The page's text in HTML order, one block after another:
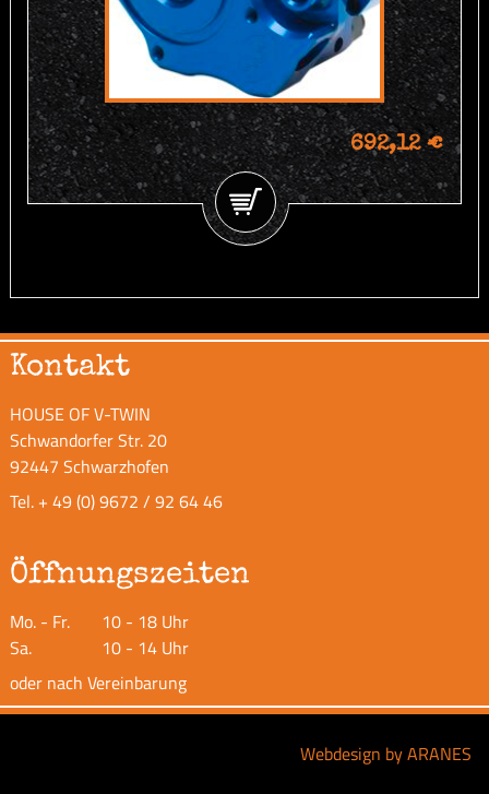
692,12 €
Kontakt
HOUSE OF V-TWIN
Schwandorfer Str. 20
92447 Schwarzhofen
Tel. + 49 (0) 9672 / 92 64 46
Öffnungszeiten
Mo. - Fr.
10 - 18 Uhr
Sa.
10 - 14 Uhr
oder nach Vereinbarung
Webdesign by ARANES